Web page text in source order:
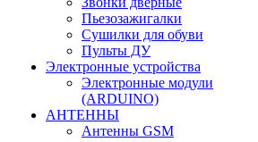
Пьезозажигалки
Сушилки для обуви
Пульты ДУ
Электронные устройства
Электронные модули
(ARDUINO)
АНТЕННЫ
Антенны GSM